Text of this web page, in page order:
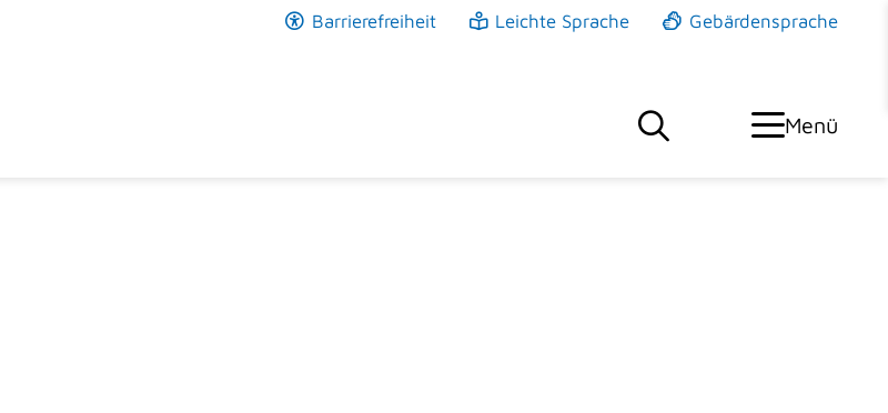
Barrierefreiheit Leichte Sprache Gebärdensprache
Menü